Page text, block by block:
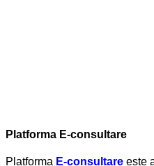
Platforma E-consultare
Platforma E-consultare este